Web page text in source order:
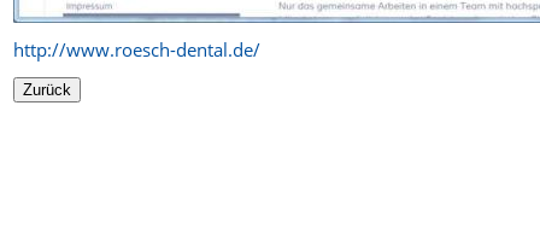
http://www.roesch-dental.de/